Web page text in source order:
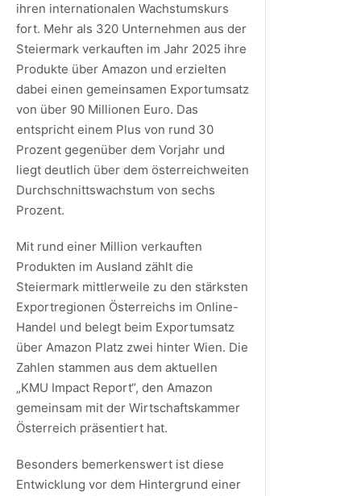
ihren internationalen Wachstumskurs
fort. Mehr als 320 Unternehmen aus der
Steiermark verkauften im Jahr 2025 ihre
Produkte über Amazon und erzielten
dabei einen gemeinsamen Exportumsatz
von über 90 Millionen Euro. Das
entspricht einem Plus von rund 30
Prozent gegenüber dem Vorjahr und
liegt deutlich über dem österreichweiten
Durchschnittswachstum von sechs
Prozent.
Mit rund einer Million verkauften
Produkten im Ausland zählt die
Steiermark mittlerweile zu den stärksten
Exportregionen Österreichs im Online-
Handel und belegt beim Exportumsatz
über Amazon Platz zwei hinter Wien. Die
Zahlen stammen aus dem aktuellen
„KMU Impact Report“, den Amazon
gemeinsam mit der Wirtschaftskammer
Österreich präsentiert hat.
Besonders bemerkenswert ist diese
Entwicklung vor dem Hintergrund einer